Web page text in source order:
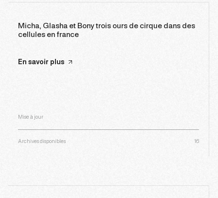
Micha, Glasha et Bony trois ours de cirque dans des
cellules en france
En savoir plus
Mise à jour
Archives disponibles 16